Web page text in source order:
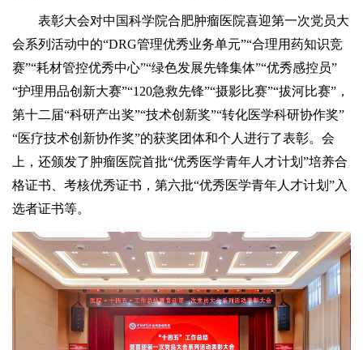
表彰大会对中国科学院合肥肿瘤医院喜迎第一次党员大
会系列活动中的“DRG管理优秀业务单元”“合理用药知识竞
赛”“耗材管控优秀中心”“绿色发展先锋集体”“优秀感控员”
“护理用品创新大赛”“120急救先锋”“摄影比赛”“拔河比赛”，
第十二届“科研产出奖”“技术创新奖”“转化医学科研协作奖”
“医疗技术创新协作奖”的获奖团体和个人进行了表彰。会
上，还颁发了肿瘤医院首批“优秀医学青年人才计划”培养合
格证书、考核优秀证书，第六批“优秀医学青年人才计划”入
选者证书等。